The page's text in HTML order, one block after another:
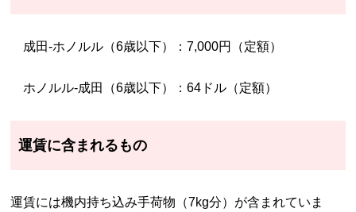
成田-ホノルル（6歳以下）：7,000円（定額）
ホノルル-成田（6歳以下）：64ドル（定額）
運賃に含まれるもの
運賃には機内持ち込み手荷物（7kg分）が含まれていま